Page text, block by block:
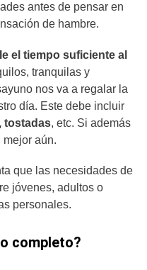
antes de pensar en
de hambre.
el tiempo suficiente al
tranquilas y
nos va a regalar la
día. Este debe incluir
tostadas, etc. Si además
mejor aún.
que las necesidades de
jóvenes, adultos o
personales.
completo?